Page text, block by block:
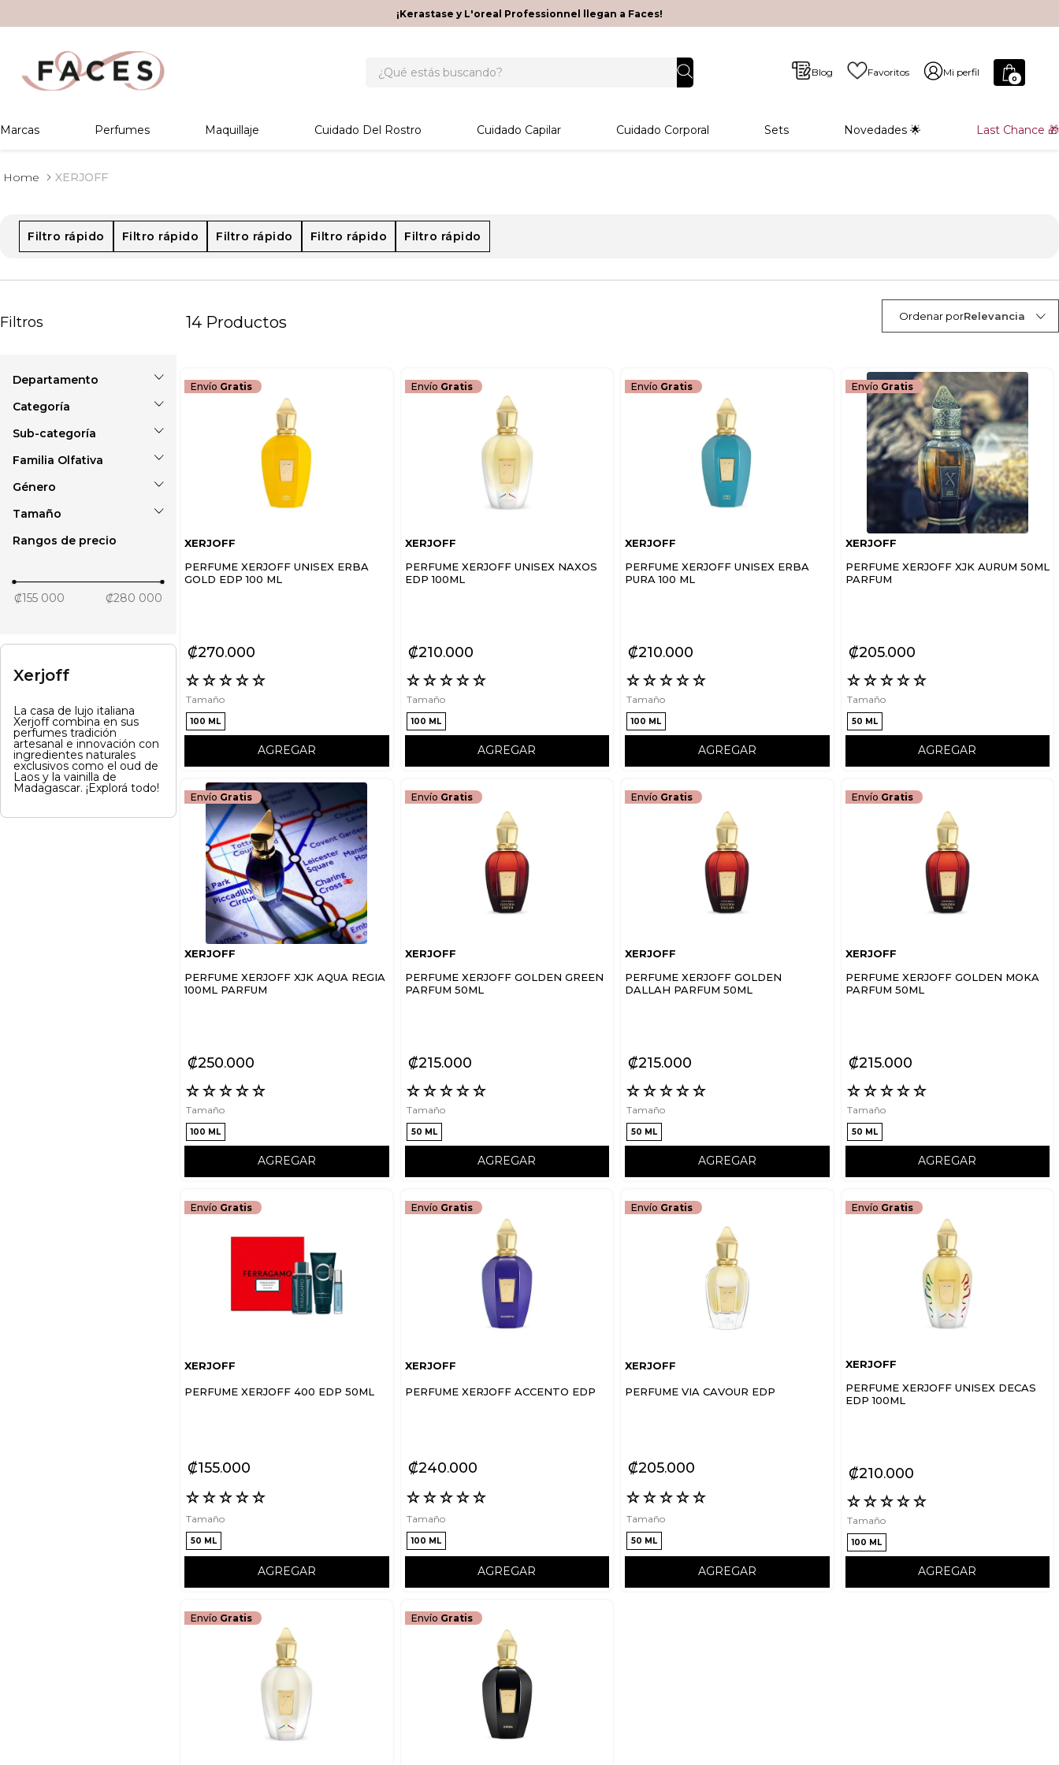
¡Kerastase y L'oreal Professionnel llegan a Faces!
Blog Favoritos Mi perfil
0
Marcas Perfumes Maquillaje Cuidado Del Rostro Cuidado Capilar Cuidado Corporal Sets Novedades 🌟 Last Chance 🎁
XERJOFF
Filtro rápido Filtro rápido Filtro rápido Filtro rápido Filtro rápido
Filtros
Perfumes
Unisex
Eau de parfum
Familia Olfativa
Almizcle floral
amaderado
Amaderado
Ámbar floral
Cítrico aromático
Ingredientes secretos
Género
Unisex
Tamaño
50 ml
Rangos de precio
₡155 000 ₡280 000
Xerjoff
La casa de lujo italiana
Xerjoff combina en sus
perfumes tradición
artesanal e innovación con
ingredientes naturales
exclusivos como el oud de
Laos y la vainilla de
Madagascar. ¡Explorá todo!
14 Productos Ordenar porRelevancia
Envío Gratis
XERJOFF
PERFUME XERJOFF UNISEX ERBA
GOLD EDP 100 ML
₡270 000
☆☆☆☆☆
Tamaño
100 ML
AGREGAR
Envío Gratis
XERJOFF
PERFUME XERJOFF UNISEX NAXOS
EDP 100ML
₡210000
☆☆☆☆☆
Tamaño
100 ML
AGREGAR
Envío Gratis
XERJOFF
PERFUME XERJOFF UNISEX ERBA
PURA 100 ML
₡210 000
☆☆☆☆☆
Tamaño
100 ML
AGREGAR
Envío Gratis
XERJOFF
PERFUME XERJOFF XJK AURUM 50ML
PARFUM
₡205000
☆☆☆☆☆
Tamaño
50 ML
AGREGAR
Envío Gratis
XERJOFF
PERFUME XERJOFF XJK AQUA REGIA
100ML PARFUM
₡250 000
☆☆☆☆☆
Tamaño
100 ML
AGREGAR
Envío Gratis
XERJOFF
PERFUME XERJOFF GOLDEN GREEN
PARFUM 50ML
₡215000
☆☆☆☆☆
Tamaño
50 ML
AGREGAR
Envío Gratis
XERJOFF
PERFUME XERJOFF GOLDEN
DALLAH PARFUM 50ML
₡215000
☆☆☆☆☆
Tamaño
50 ML
AGREGAR
Envío Gratis
XERJOFF
PERFUME XERJOFF GOLDEN MOKA
PARFUM 50ML
₡215000
☆☆☆☆☆
Tamaño
50 ML
AGREGAR
Envío Gratis
XERJOFF
PERFUME XERJOFF 400 EDP 50ML
₡155000
☆☆☆☆☆
Tamaño
50 ML
AGREGAR
Envío Gratis
XERJOFF
PERFUME XERJOFF ACCENTO EDP
₡240000
☆☆☆☆☆
Tamaño
100 ML
AGREGAR
Envío Gratis
XERJOFF
PERFUME VIA CAVOUR EDP
₡205000
☆☆☆☆☆
Tamaño
50 ML
AGREGAR
Envío Gratis
XERJOFF
PERFUME XERJOFF UNISEX DECAS
EDP 100ML
₡210000
☆☆☆☆☆
Tamaño
100 ML
AGREGAR
Envío Gratis Envío Gratis